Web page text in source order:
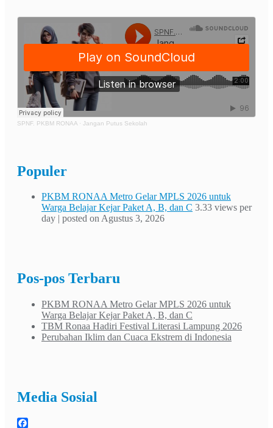
SPNF. PKBM RONAA · Jangan Putus Sekolah
Populer
PKBM RONAA Metro Gelar MPLS 2026 untuk
Warga Belajar Kejar Paket A, B, dan C 3.33 views per
day | posted on Agustus 3, 2026
Pos-pos Terbaru
PKBM RONAA Metro Gelar MPLS 2026 untuk
Warga Belajar Kejar Paket A, B, dan C
TBM Ronaa Hadiri Festival Literasi Lampung 2026
Perubahan Iklim dan Cuaca Ekstrem di Indonesia
Media Sosial